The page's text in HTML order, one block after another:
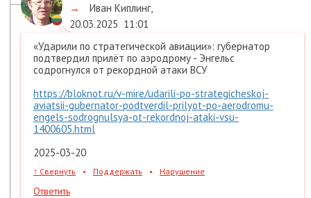
→
Иван Киплинг,
20.03.2025 11:01
«Ударили по стратегической авиации»: губернатор
подтвердил прилёт по аэродрому - Энгельс
содрогнулся от рекордной атаки ВСУ
https://bloknot.ru/v-mire/udarili-po-strategicheskoj-
aviatsii-gubernator-podtverdil-prilyot-po-aerodromu-
engels-sodrognulsya-ot-rekordnoj-ataki-vsu-
1400605.html
2025-03-20
↑ Свернуть • Поддержать • Нарушение
Ответить